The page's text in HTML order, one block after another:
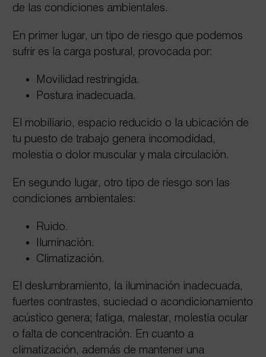
de las condiciones ambientales.
En primer lugar, un tipo de riesgo que podemos
sufrir es la carga postural, provocada por:
Movilidad restringida.
Postura inadecuada.
El mobiliario, espacio reducido o la ubicación de
tu puesto de trabajo genera incomodidad,
molestia o dolor muscular y mala circulación.
En segundo lugar, otro tipo de riesgo son las
condiciones ambientales:
Ruido.
Iluminación.
Climatización.
El deslumbramiento, la iluminación inadecuada,
fuertes contrastes, suciedad o acondicionamiento
acústico genera; fatiga, malestar, molestia ocular
o falta de concentración. En cuanto a
climatización, además de mantener una